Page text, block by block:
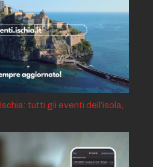
tutti gli eventi dell’isola,